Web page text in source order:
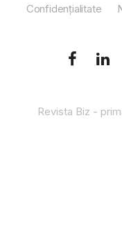
Confidențialitate
Revista Biz -